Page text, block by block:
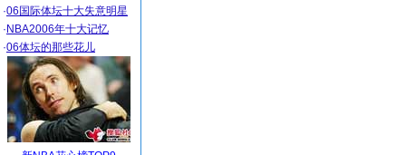
·06国际体坛十大失意明星
· NBA2006年十大记忆
·06体坛的那些花儿